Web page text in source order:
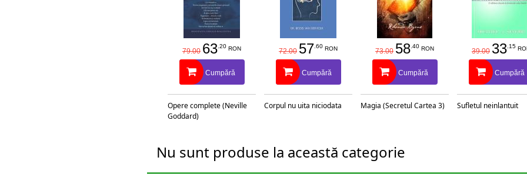
79.00 63 .20 RON
Cumpără
Opere complete (Neville
Goddard)
72.00 57 .60 RON
Cumpără
Corpul nu uita niciodata
73.00 58 .40 RON
Cumpără
Magia (Secretul Cartea 3)
39.00 33 .15
Cumpără
Sufletul neinlantuit
Nu sunt produse la această categorie